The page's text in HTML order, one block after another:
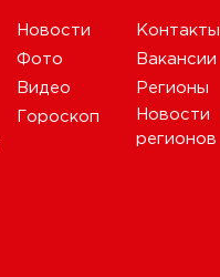
Новости
Фото
Видео
Гороскоп
Контакты
Вакансии
Регионы
Новости
регионов